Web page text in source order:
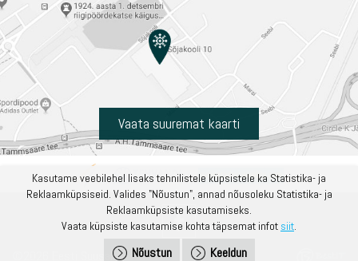
Vaata suuremat kaarti
©2026 Eesti Suusaliit
Kasutame veebilehel lisaks tehnilistele küpsistele ka Statistika- ja
Reklaamküpsiseid. Valides "Nõustun", annad nõusoleku Statistika- ja
Reklaamküpsiste kasutamiseks.
Vaata küpsiste kasutamise kohta täpsemat infot siit.
Nõustun Keeldun